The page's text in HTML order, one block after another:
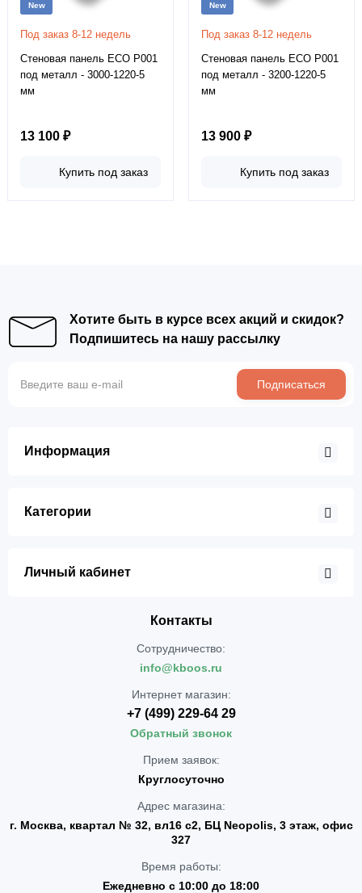
New
Под заказ 8-12 недель
Стеновая панель ECO P001
под металл - 3000-1220-5
мм
13 100 ₽
Купить под заказ
New
Под заказ 8-12 недель
Стеновая панель ECO P001
под металл - 3200-1220-5
мм
13 900 ₽
Купить под заказ
Хотите быть в курсе всех акций и скидок?
Подпишитесь на нашу рассылку
Подписаться
Информация
Категории
Личный кабинет
Контакты
Сотрудничество:
info@kboos.ru
Интернет магазин:
+7 (499) 229-64 29
Обратный звонок
Прием заявок:
Круглосуточно
Адрес магазина:
г. Москва, квартал № 32, вл16 с2, БЦ Neopolis, 3 этаж, офис
327
Время работы:
Ежедневно с 10:00 до 18:00